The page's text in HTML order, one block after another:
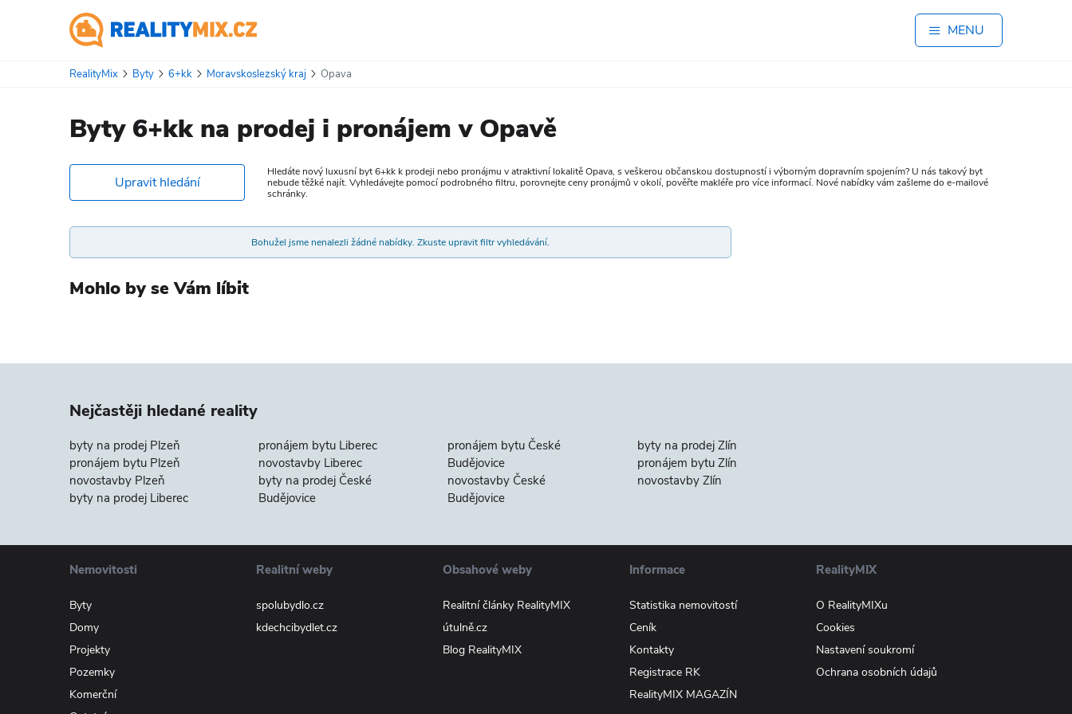
MENU
RealityMix Byty 6+kk Moravskoslezský kraj Opava
Byty 6+kk na prodej i pronájem v Opavě
Upravit hledání
Hledáte nový luxusní byt 6+kk k prodeji nebo pronájmu v atraktivní lokalitě Opava, s veškerou občanskou dostupností i výborným dopravním spojením? U nás takový byt
nebude těžké najít. Vyhledávejte pomocí podrobného filtru, porovnejte ceny pronájmů v okolí, pověřte makléře pro více informací. Nové nabídky vám zašleme do e-mailové
schránky.
Bohužel jsme nenalezli žádné nabídky. Zkuste upravit filtr vyhledávání.
Mohlo by se Vám líbit
Nejčastěji hledané reality
byty na prodej Plzeň
pronájem bytu Plzeň
novostavby Plzeň
byty na prodej Liberec
pronájem bytu Liberec
novostavby Liberec
byty na prodej České
Budějovice
pronájem bytu České
Budějovice
novostavby České
Budějovice
byty na prodej Zlín
pronájem bytu Zlín
novostavby Zlín
Nemovitosti
Byty
Domy
Projekty
Pozemky
Komerční
Realitní weby
spolubydlo.cz
kdechcibydlet.cz
Obsahové weby
Realitní články RealityMIX
útulně.cz
Blog RealityMIX
Informace
Statistika nemovitostí
Ceník
Kontakty
Registrace RK
RealityMIX MAGAZÍN
RealityMIX
O RealityMIXu
Cookies
Nastavení soukromí
Ochrana osobních údajů